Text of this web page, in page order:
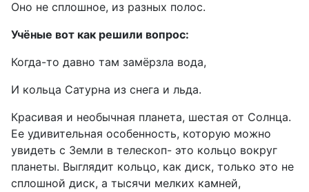
Оно не сплошное, из разных полос.
Учёные вот как решили вопрос:
Когда-то давно там замёрзла вода,
И кольца Сатурна из снега и льда.
Красивая и необычная планета, шестая от Солнца.
Ее удивительная особенность, которую можно
увидеть с Земли в телескоп- это кольцо вокруг
планеты. Выглядит кольцо, как диск, только это не
сплошной диск, а тысячи мелких камней,